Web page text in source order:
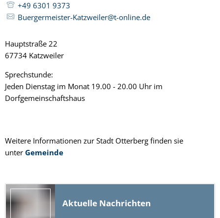
+49 6301 9373
Buergermeister-Katzweiler@t-online.de
Hauptstraße 22
67734 Katzweiler
Sprechstunde:
Jeden Dienstag im Monat 19.00 - 20.00 Uhr im
Dorfgemeinschaftshaus
Weitere Informationen zur Stadt Otterberg finden sie
unter Gemeinde
Aktuelle Nachrichten